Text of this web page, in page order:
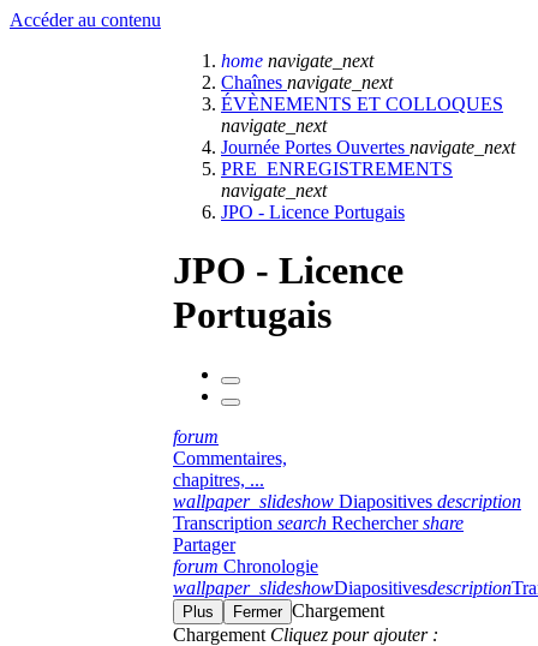
Accéder au contenu
home navigate_next
Chaînes navigate_next
ÉVÈNEMENTS ET COLLOQUES
navigate_next
Journée Portes Ouvertes navigate_next
PRE_ENREGISTREMENTS
navigate_next
JPO - Licence Portugais
JPO - Licence
Portugais
forum
Commentaires,
chapitres, ...
wallpaper_slideshow Diapositives description
Transcription search Rechercher share
Partager
forum Chronologie
wallpaper_slideshowDiapositivesdescription
Plus Fermer Chargement
Chargement Cliquez pour ajouter :